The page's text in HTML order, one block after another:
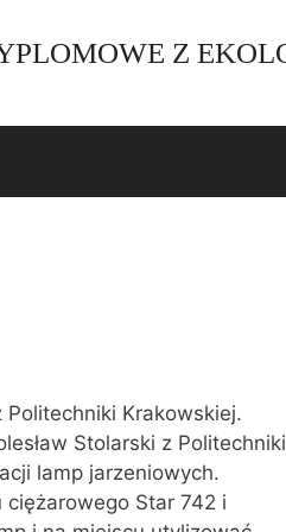
Z
Krakowskiej.
Stolarski z Politechniki
lamp jarzeniowych.
Star 742 i